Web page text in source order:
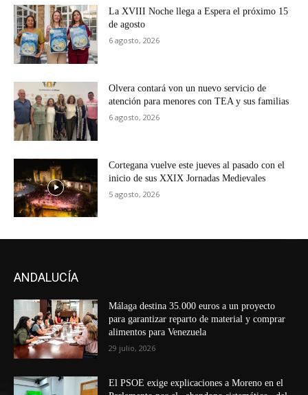
La XVIII Noche llega a Espera el próximo 15
de agosto
6 agosto, 2026
Olvera contará von un nuevo servicio de
atención para menores con TEA y sus familias
6 agosto, 2026
Cortegana vuelve este jueves al pasado con el
inicio de sus XXIX Jornadas Medievales
5 agosto, 2026
ANDALUCÍA
Málaga destina 35.000 euros a un proyecto
para garantizar reparto de material y comprar
alimentos para Venezuela
29 julio, 2026
El PSOE exige explicaciones a Moreno en el